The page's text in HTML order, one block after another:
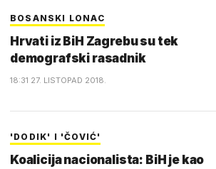
BOSANSKI LONAC
Hrvati iz BiH Zagrebu su tek
demografski rasadnik
18:31 27. LISTOPAD 2018.
'DODIK' I 'ČOVIĆ'
Koalicija nacionalista: BiH je kao